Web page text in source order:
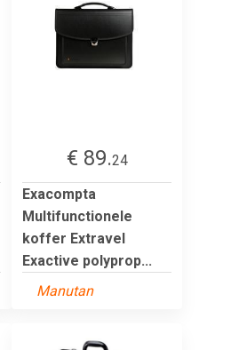
€ 89.24
Exacompta
Multifunctionele
koffer Extravel
Exactive polyprop...
Manutan